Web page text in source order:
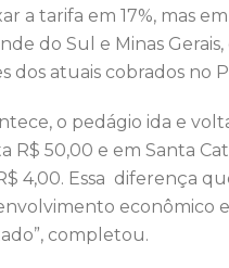
a tarifa em 17%, mas
do Sul e Minas
dos atuais cobrados no
o pedágio ida e
R$ 50,00 e em Santa
4,00. Essa diferença
econômico
completou.